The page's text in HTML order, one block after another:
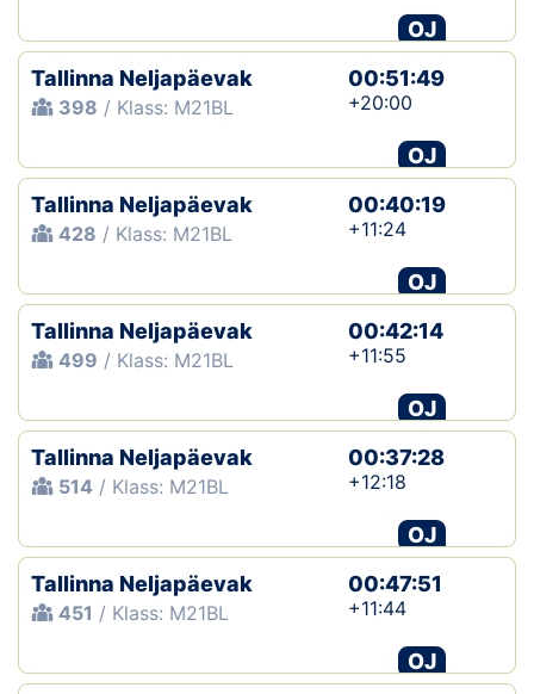
OJ
Tallinna Neljapäevak
398 / Klass: M21BL
00:51:49
+20:00
OJ
Tallinna Neljapäevak
428 / Klass: M21BL
00:40:19
+11:24
OJ
Tallinna Neljapäevak
499 / Klass: M21BL
00:42:14
+11:55
OJ
Tallinna Neljapäevak
514 / Klass: M21BL
00:37:28
+12:18
OJ
Tallinna Neljapäevak
451 / Klass: M21BL
00:47:51
+11:44
OJ